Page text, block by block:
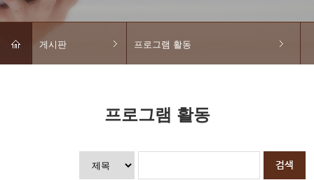
게시판 프로그램 활동
프로그램 활동